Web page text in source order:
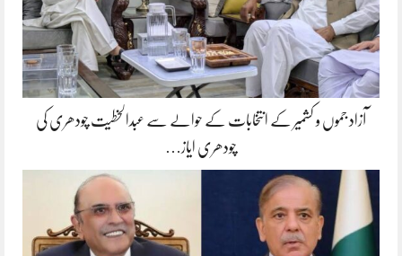
آزاد جموں و کشمیر کے انتخابات کے حوالے سے عبدالخطیت چودھری کی
چودھری ایاز…